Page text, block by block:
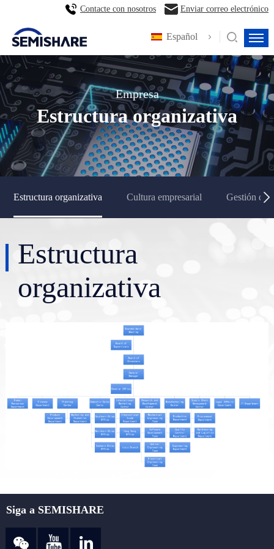
Español
Contacte con nosotros Enviar correo electrónico
Empresa
Estructura organizativa
Estructura organizativa Cultura empresarial Gestión de
Estructura
organizativa
Siga a SEMISHARE